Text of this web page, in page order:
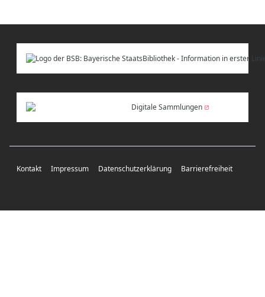
Digitale Sammlungen
Kontakt Impressum Datenschutzerklärung Barrierefreiheit